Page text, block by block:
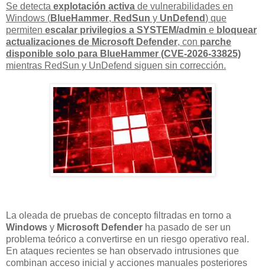
Se detecta explotación activa de vulnerabilidades en
Windows (BlueHammer, RedSun y UnDefend) que
permiten escalar privilegios a SYSTEM/admin e bloquear
actualizaciones de Microsoft Defender, con parche
disponible solo para BlueHammer (CVE-2026-33825)
mientras RedSun y UnDefend siguen sin corrección.
La oleada de pruebas de concepto filtradas en torno a
Windows y Microsoft Defender ha pasado de ser un
problema teórico a convertirse en un riesgo operativo real.
En ataques recientes se han observado intrusiones que
combinan acceso inicial y acciones manuales posteriores